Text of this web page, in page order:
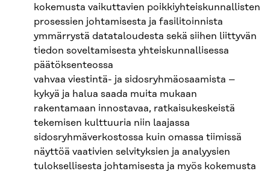
kokemusta vaikuttavien poikkiyhteiskunnallisten
prosessien johtamisesta ja fasilitoinnista
ymmärrystä datataloudesta sekä siihen liittyvän
tiedon soveltamisesta yhteiskunnallisessa
päätöksenteossa
vahvaa viestintä- ja sidosryhmäosaamista –
kykyä ja halua saada muita mukaan
rakentamaan innostavaa, ratkaisukeskeistä
tekemisen kulttuuria niin laajassa
sidosryhmäverkostossa kuin omassa tiimissä
näyttöä vaativien selvityksien ja analyysien
tuloksellisesta johtamisesta ja myös kokemusta